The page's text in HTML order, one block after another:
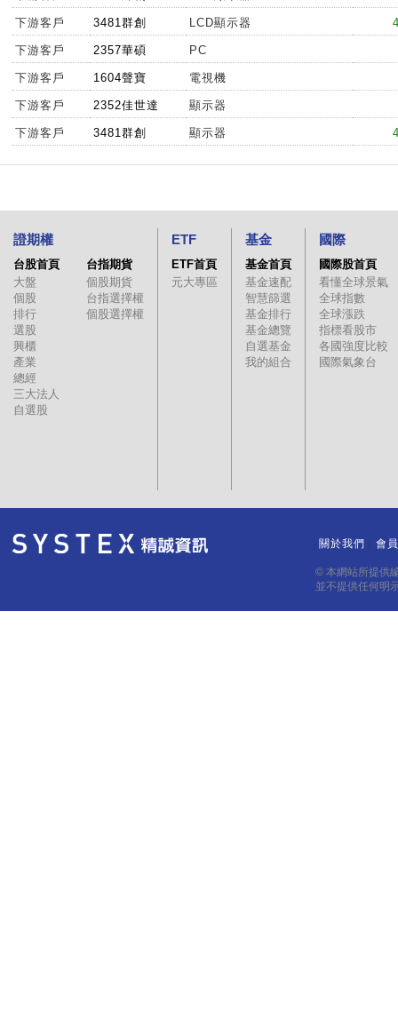
下游客戶 3481群創 LCD顯示器
下游客戶 2357華碩 PC
下游客戶 1604聲寶 電視機
下游客戶 2352佳世達 顯示器
下游客戶 3481群創 顯示器
證期權
台股首頁
大盤
個股
排行
選股
興櫃
產業
總經
三大法人
自選股
台指期貨
個股期貨
台指選擇權
個股選擇權
ETF
ETF首頁
元大專區
基金
基金首頁
基金速配
智慧篩選
基金排行
基金總覽
自選基金
我的組合
國際
國際股首頁
看懂全球景氣
全球指數
全球漲跌
指標看股市
各國強度比較
國際氣象台
關於我們 會
© 本網站所提供
並不提供任何明